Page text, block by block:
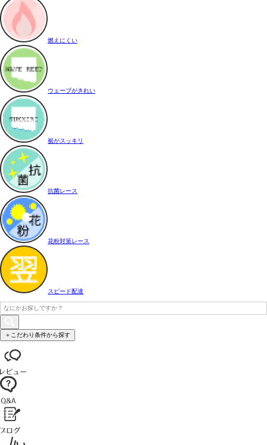
燃えにくい
ウェーブがきれい
裾がスッキリ
抗菌レース
花粉対策レース
スピード配達
＋こだわり条件から探す